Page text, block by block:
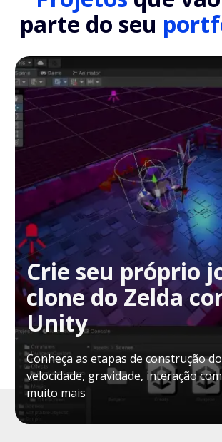
parte do seu
Crie seu próprio
clone do Zelda
Unity
Conheça as etapas de construção
velocidade, gravidade, interação
muito mais